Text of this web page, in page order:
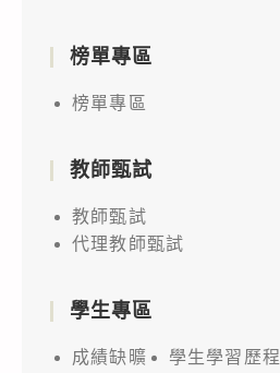
榜單專區
榜單專區
教師甄試
教師甄試
代理教師甄試
學生專區
成績缺曠
學生學習歷